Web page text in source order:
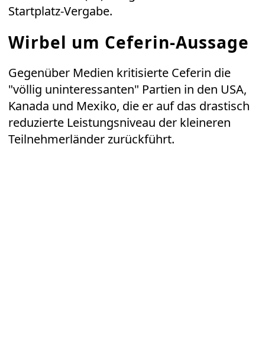
Startplatz-Vergabe.
Wirbel um Ceferin-Aussage
Gegenüber Medien kritisierte Ceferin die
"völlig uninteressanten" Partien in den USA,
Kanada und Mexiko, die er auf das drastisch
reduzierte Leistungsniveau der kleineren
Teilnehmerländer zurückführt.